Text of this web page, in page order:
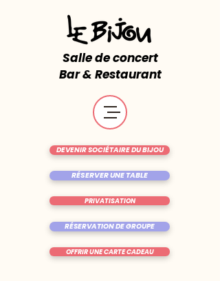
Salle de concert
Bar & Restaurant
RÉSERVER UNE TABLE
OFFRIR UNE CARTE CADEAU
DEVENIR SOCIÉTAIRE DU BIJOU
RÉSERVATION DE GROUPE
PRIVATISATION